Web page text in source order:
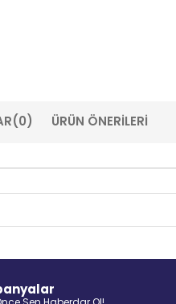
(0) ÜRÜN ÖNERILERI